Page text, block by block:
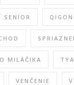
SENIOR
MILÁČIKA TYA
VENČENIE